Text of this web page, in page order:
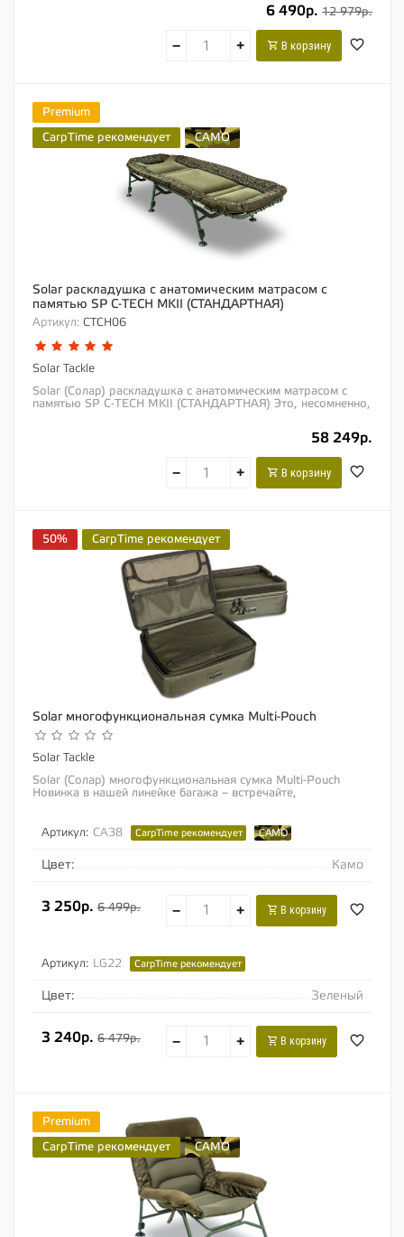
6 490р. 12 979р.
− + В корзину
Premium
CarpTime рекомендует
CAMO
Solar раскладушка с анатомическим матрасом с
памятью SP C-TECH MKII (СТАНДАРТНАЯ)
Артикул: CTCH06
Solar Tackle
Solar (Солар) раскладушка с анатомическим матрасом с
памятью SP C-TECH MKII (СТАНДАРТНАЯ) Это, несомненно,
58 249р.
− + В корзину
50% CarpTime рекомендует
Solar многофункциональная сумка Multi-Pouch
Solar Tackle
Solar (Солар) многофункциональная сумка Multi-Pouch
Новинка в нашей линейке багажа – встречайте,
Артикул: CA38 CarpTime рекомендует CAMO
Цвет: Камо
3 250р. 6 499р. − + В корзину
Артикул: LG22 CarpTime рекомендует
Цвет: Зеленый
3 240р. 6 479р. − + В корзину
Premium
CarpTime рекомендует
CAMO